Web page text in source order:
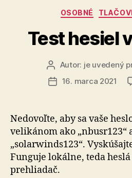
OSOBNÉ
Test hesiel
Autor
článku
Autor: je uvedený
Dátum
16. marca 2021
Nedovoľte, aby sa vaše
velikánom ako „nbusr123“
„solarwinds123“.
Funguje lokálne, teda
prehliadač.